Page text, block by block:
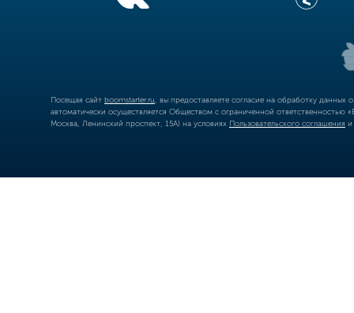
Посещая сайт boomstarter.ru , вы предоставляете согласие на обработку
автоматически осуществляется Обществом с ограниченной
Москва, Ленинский проспект, 15А) на условиях Пользовательского соглашения и